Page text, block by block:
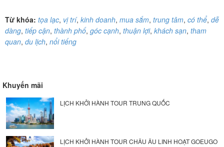
Từ khóa: tọa lạc, vị trí, kinh doanh, mua sắm, trung tâm, có thể, dễ
dàng, tiếp cận, thành phố, góc cạnh, thuận lợi, khách sạn, tham
quan, du lịch, nổi tiếng
Khuyến mãi
LỊCH KHỞI HÀNH TOUR TRUNG QUỐC
LỊCH KHỞI HÀNH TOUR CHÂU ÂU LINH HOẠT GOEUGO